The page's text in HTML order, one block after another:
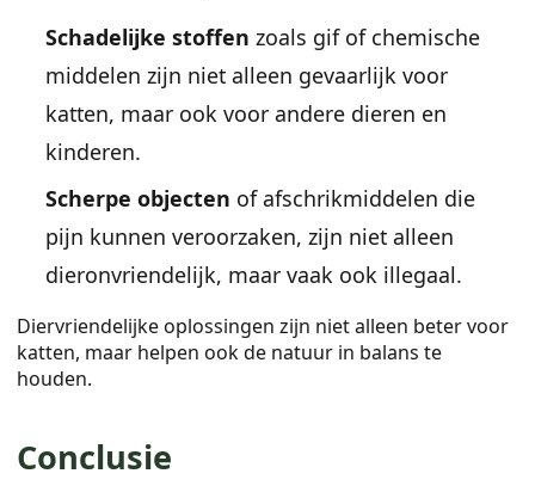
Schadelijke stoffen zoals gif of chemische
middelen zijn niet alleen gevaarlijk voor
katten, maar ook voor andere dieren en
kinderen.
Scherpe objecten of afschrikmiddelen die
pijn kunnen veroorzaken, zijn niet alleen
dieronvriendelijk, maar vaak ook illegaal.
Diervriendelijke oplossingen zijn niet alleen beter voor
katten, maar helpen ook de natuur in balans te
houden.
Conclusie